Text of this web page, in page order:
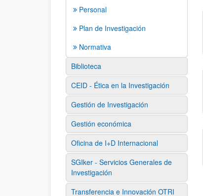
Personal
Plan de Investigación
Normativa
Biblioteca
CEID - Ética en la Investigación
Gestión de Investigación
Gestión económica
Oficina de I+D Internacional
SGIker - Servicios Generales de
Investigación
Transferencia e Innovación OTRI